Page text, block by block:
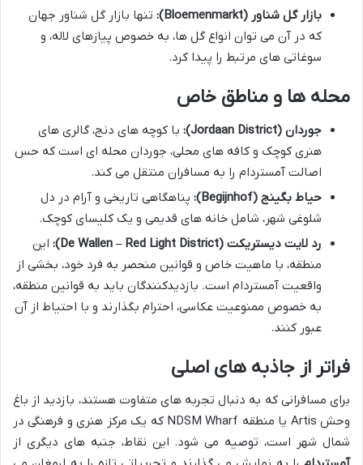
بازار گل شناور (Bloemenmarkt):
تنها بازار گل شناور جهان
که در آن می توان انواع گل ها، به خصوص پیازهای لاله، و
سوغاتی های مرتبط را پیدا کرد.
محله ها و مناطق خاص
جوردان (Jordaan District):
با کوچه های دنج، گالری های
هنری کوچک و کافه های محلی، جوردان محله ای است که حس
اصالت آمستردام را به مسافران منتقل می کند.
حیاط بگینج (Begijnhof):
پناهگاهی تاریخی و آرام در دل
شلوغی شهر، شامل خانه های قدیمی و یک کلیسای کوچک.
رد لایت دیستریکت (De Wallen – Red Light District):
این
منطقه، با ماهیت خاص و قوانین منحصر به فرد خود، بخشی از
واقعیت آمستردام است. بازدیدکنندگان باید به قوانین منطقه،
به خصوص ممنوعیت عکاسی، احترام بگذارند و با احتیاط از آن
عبور کنند.
فراتر از جاذبه های اصلی
برای مسافرانی که به دنبال تجربه های متفاوت هستند، بازدید از باغ
وحش Artis یا منطقه NDSM Wharf که یک مرکز هنری و فرهنگی در
شمال شهر است، توصیه می شود. این نقاط، جنبه های دیگری از